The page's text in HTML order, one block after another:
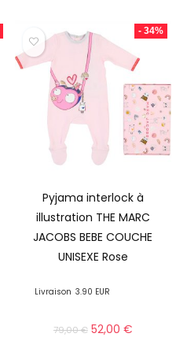
- 34%
Pyjama interlock à
illustration THE MARC
JACOBS BEBE COUCHE
UNISEXE Rose
Livraison 3.90 EUR
79,00€ 52,00 €